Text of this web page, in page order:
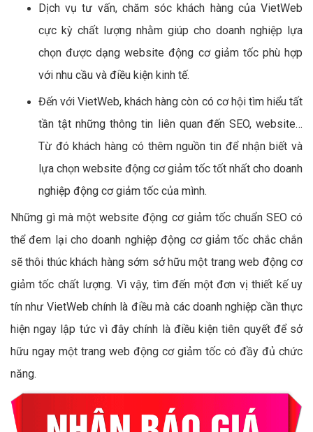
Dịch vụ tư vấn, chăm sóc khách hàng của VietWeb
cực kỳ chất lượng nhằm giúp cho doanh nghiệp lựa
chọn được dạng website động cơ giảm tốc phù hợp
với nhu cầu và điều kiện kinh tế.
Đến với VietWeb, khách hàng còn có cơ hội tìm hiểu tất
tần tật những thông tin liên quan đến SEO, website…
Từ đó khách hàng có thêm nguồn tin để nhận biết và
lựa chọn website động cơ giảm tốc tốt nhất cho doanh
nghiệp động cơ giảm tốc của mình.
Những gì mà một website động cơ giảm tốc chuẩn SEO có
thể đem lại cho doanh nghiệp động cơ giảm tốc chắc chắn
sẽ thôi thúc khách hàng sớm sở hữu một trang web động cơ
giảm tốc chất lượng. Vì vậy, tìm đến một đơn vị thiết kế uy
tín như VietWeb chính là điều mà các doanh nghiệp cần thực
hiện ngay lập tức vì đây chính là điều kiện tiên quyết để sở
hữu ngay một trang web động cơ giảm tốc có đầy đủ chức
năng.